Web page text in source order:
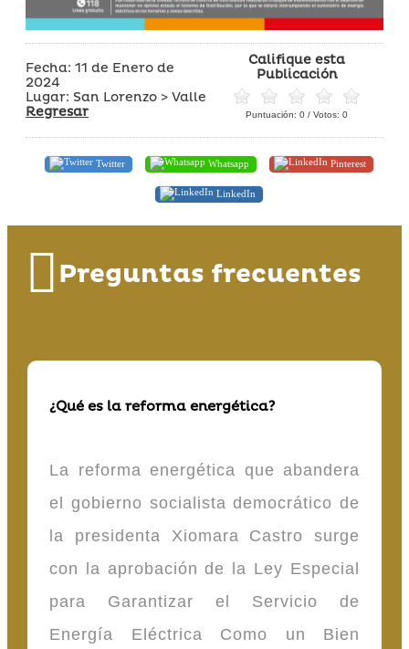
Fecha: 11 de Enero de
2024
Lugar: San Lorenzo > Valle
Regresar
Califique esta
Publicación
Puntuación: 0 / Votos: 0
Twitter Whatsapp Pinterest
LinkedIn
Preguntas frecuentes
¿Qué es la reforma energética?
La reforma energética que abandera
el gobierno socialista democrático de
la presidenta Xiomara Castro surge
con la aprobación de la Ley Especial
para Garantizar el Servicio de
Energía Eléctrica Como un Bien